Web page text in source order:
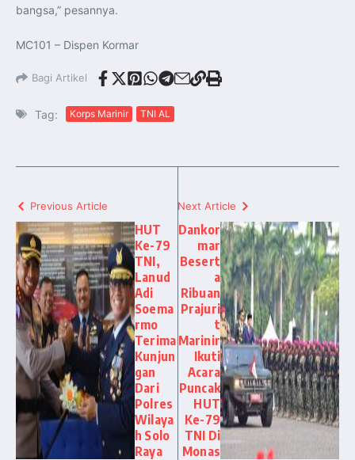
bangsa,” pesannya.
MC101 – Dispen Kormar
Bagi Artikel
Tag: Korps Marinir TNI AL
Previous Article
HUT
Ke-79
TNI,
Lanud
Adi
Soema
rmo
Terima
Kunjun
gan
Dari
Polres
Wilaya
h Solo
Raya
Next Article
Dankor
mar
Besert
a
Ribuan
Prajuri
t
Marinir
Ikuti
Acara
Puncak
HUT
Ke-79
TNI Di
Monas